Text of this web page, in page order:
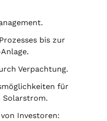
bis zur
Verpachtung.
für
Solarstrom.
Investoren: